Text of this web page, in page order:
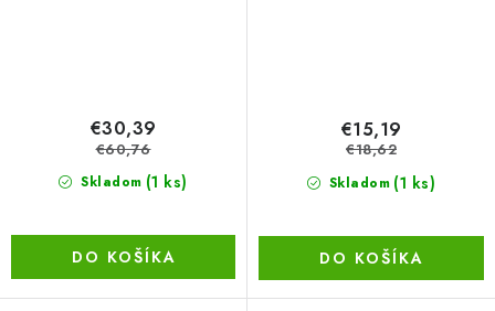
Skladom (1 ks)
€30,39
€60,76
DO KOŠÍKA
Skladom (1 ks)
€15,19
€18,62
DO KOŠÍKA